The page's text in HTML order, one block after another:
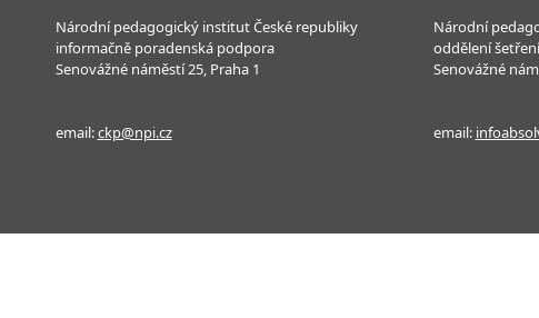
Národní pedagogický institut České republiky
informačně poradenská podpora
Senovážné náměstí 25, Praha 1
email:ckp@npi.cz
Národní
oddělení
Senovážné
email: